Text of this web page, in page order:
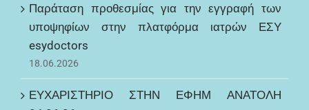
Παράταση προθεσμίας για την εγγραφή των
υποψηφίων στην πλατφόρμα ιατρών ΕΣΥ
esydoctors
18.06.2026
ΕΥΧΑΡΙΣΤΗΡΙΟ ΣΤΗΝ ΕΦΗΜ ΑΝΑΤΟΛΗ